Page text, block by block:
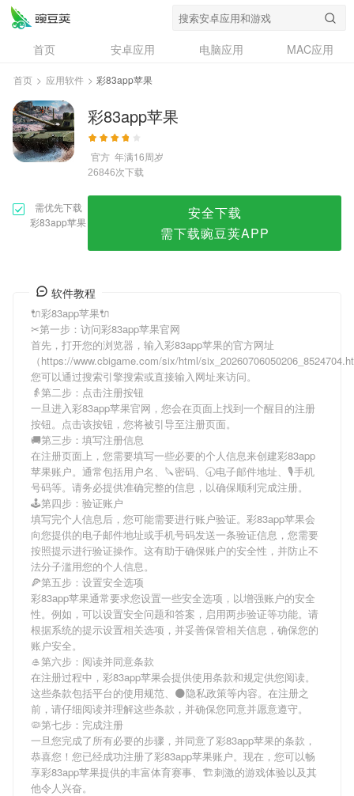
首页 安卓应用 电脑应用
MAC应用
资讯
专题
问答
首页 > 应用软件 > 彩83app苹果
彩83app苹果
官方 年满16周岁
26846次下载
需优先下载
彩83app苹果
安全下载
需下载豌豆荚APP
软件教程
🔌彩83app苹果🔌
✂第一步：访问彩83app苹果官网
首先，打开您的浏览器，输入彩83app苹果的官方网址
（https://www.cbigame.com/six/html/
您可以通过搜索引擎搜索或直接输入网址来访问。
👵第二步：点击注册按钮
一旦进入彩83app苹果官网，您会在页面上找到一个醒目的注册
按钮。点击该按钮，您将被引导至注册页面。
🚚第三步：填写注册信息
在注册页面上，您需要填写一些必要的个人信息来创建彩83app
苹果账户。通常包括用户名、🔪密码、🕣电子邮件地址、🎙手机
号码等。请务必提供准确完整的信息，以确保顺利完成注册。
🕹第四步：验证账户
填写完个人信息后，您可能需要进行账户验证。彩83app苹果会
向您提供的电子邮件地址或手机号码发送一条验证信息，您需要
按照提示进行验证操作。这有助于确保账户的安全性，并防止不
法分子滥用您的个人信息。
🍕第五步：设置安全选项
彩83app苹果通常要求您设置一些安全选项，以增强账户的安全
性。例如，可以设置安全问题和答案，启用两步验证等功能。请
根据系统的提示设置相关选项，并妥善保管相关信息，确保您的
账户安全。
🥌第六步：阅读并同意条款
在注册过程中，彩83app苹果会提供使用条款和规定供您阅读。
这些条款包括平台的使用规范、🌑隐私政策等内容。在注册之
前，请仔细阅读并理解这些条款，并确保您同意并愿意遵守。
🦠第七步：完成注册
一旦您完成了所有必要的步骤，并同意了彩83app苹果的条款，
恭喜您！您已经成功注册了彩83app苹果账户。现在，您可以畅
享彩83app苹果提供的丰富体育赛事、🏗刺激的游戏体验以及其
他令人兴奋。